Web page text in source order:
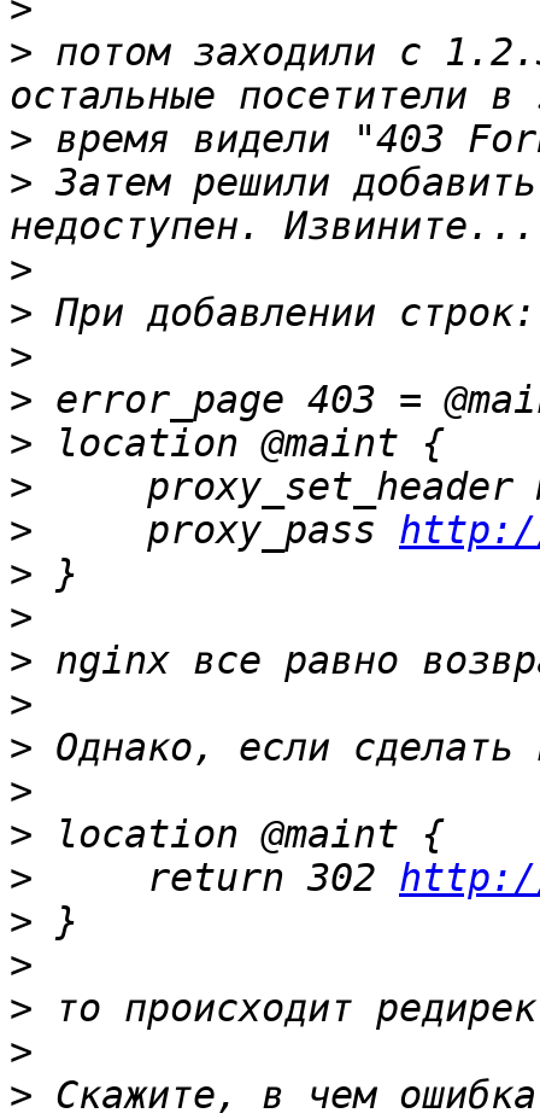
>
> потом заходили с
>
> Затем решили
>
>
>
>
>
>
>
     proxy_pass
>
>
>
>
>
>
>
>
     return 302
>
>
>
>
> Скажите, в чем